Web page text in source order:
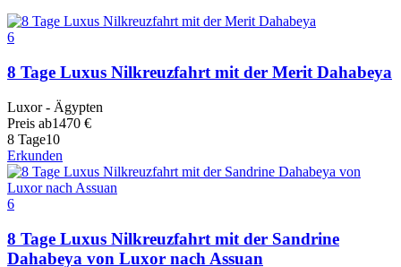
6
8 Tage Luxus Nilkreuzfahrt mit der Merit Dahabeya
Luxor - Ägypten
Preis ab1470 €
8 Tage10
Erkunden
6
8 Tage Luxus Nilkreuzfahrt mit der Sandrine
Dahabeya von Luxor nach Assuan